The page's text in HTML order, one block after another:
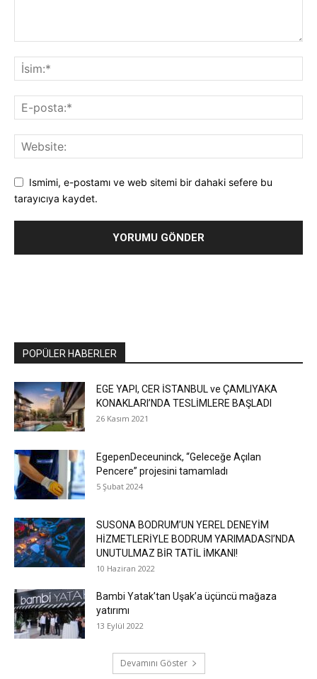
Ismimi, e-postamı ve web sitemi bir dahaki sefere bu
tarayıcıya kaydet.
POPÜLER HABERLER
EGE YAPI, CER İSTANBUL ve ÇAMLIYAKA
KONAKLARI’NDA TESLİMLERE BAŞLADI
26 Kasım 2021
EgepenDeceuninck, “Geleceğe Açılan
Pencere” projesini tamamladı
5 Şubat 2024
SUSONA BODRUM’UN YEREL DENEYİM
HİZMETLERİYLE BODRUM YARIMADASI’NDA
UNUTULMAZ BİR TATİL İMKANI!
10 Haziran 2022
Bambi Yatak’tan Uşak’a üçüncü mağaza
yatırımı
13 Eylül 2022
Devamını Göster